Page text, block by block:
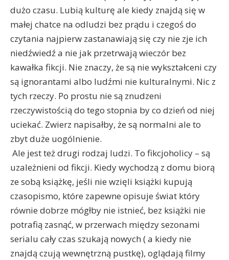
dużo czasu. Lubią kulturę ale kiedy znajdą się w
małej chatce na odludzi bez prądu i czegoś do
czytania najpierw zastanawiają się czy nie zje ich
niedźwiedź a nie jak przetrwają wieczór bez
kawałka fikcji. Nie znaczy, że są nie wykształceni czy
są ignorantami albo ludźmi nie kulturalnymi. Nic z
tych rzeczy. Po prostu nie są znudzeni
rzeczywistością do tego stopnia by co dzień od niej
uciekać. Zwierz napisałby, że są normalni ale to
zbyt duże uogólnienie.
Ale jest też drugi rodzaj ludzi. To fikcjoholicy – są
uzależnieni od fikcji. Kiedy wychodzą z domu biorą
ze sobą książkę, jeśli nie wzięli książki kupują
czasopismo, które zapewne opisuje świat który
równie dobrze mógłby nie istnieć, bez książki nie
potrafią zasnąć, w przerwach między sezonami
serialu cały czas szukają nowych ( a kiedy nie
znajdą czują wewnętrzną pustkę), oglądają filmy